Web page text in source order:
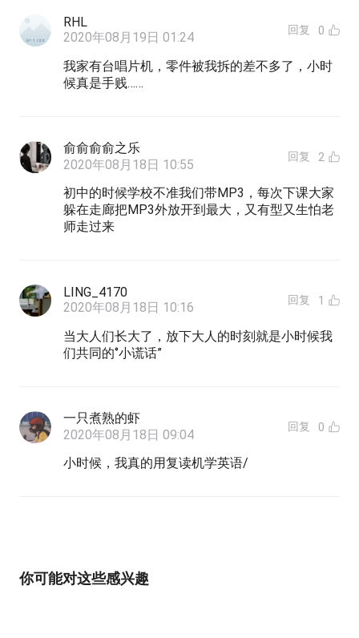
RHL
2020年08月19日 01:24
回复 0
我家有台唱片机，零件被我拆的差不多了，小时
候真是手贱……
俞俞俞俞之乐
2020年08月18日 10:55
回复 2
初中的时候学校不准我们带MP3，每次下课大家
躲在走廊把MP3外放开到最大，又有型又生怕老
师走过来
LING_4170
2020年08月18日 10:16
回复 1
当大人们长大了，放下大人的时刻就是小时候我
们共同的‘’小谎话”
一只煮熟的虾
2020年08月18日 09:04
回复 0
小时候，我真的用复读机学英语/
你可能对这些感兴趣